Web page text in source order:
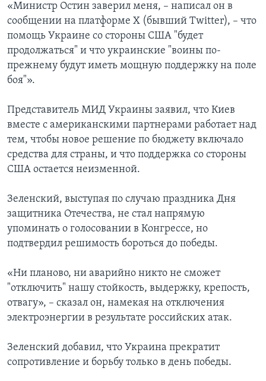
«Министр Остин заверил меня, – написал он в
сообщении на платформе X (бывший Twitter), – что
помощь Украине со стороны США "будет
продолжаться" и что украинские "воины по-
прежнему будут иметь мощную поддержку на поле
боя"».
Представитель МИД Украины заявил, что Киев
вместе с американскими партнерами работает над
тем, чтобы новое решение по бюджету включало
средства для страны, и что поддержка со стороны
США остается неизменной.
Зеленский, выступая по случаю праздника Дня
защитника Отечества, не стал напрямую
упоминать о голосовании в Конгрессе, но
подтвердил решимость бороться до победы.
«Ни планово, ни аварийно никто не сможет
"отключить" нашу стойкость, выдержку, крепость,
отвагу», – сказал он, намекая на отключения
электроэнергии в результате российских атак.
Зеленский добавил, что Украина прекратит
сопротивление и борьбу только в день победы.